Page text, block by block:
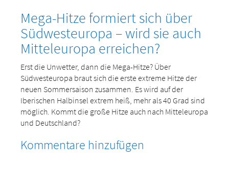
Mega-Hitze formiert sich über
Südwesteuropa – wird sie auch
Mitteleuropa erreichen?
Erst die Unwetter, dann die Mega-Hitze? Über
Südwesteuropa braut sich die erste extreme Hitze der
neuen Sommersaison zusammen. Es wird auf der
Iberischen Halbinsel extrem heiß, mehr als 40 Grad sind
möglich. Kommt die große Hitze auch nach Mitteleuropa
und Deutschland?
Kommentare hinzufügen